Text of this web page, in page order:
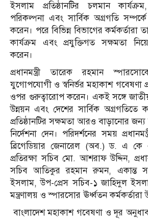
ইসলাম প্রতিষ্ঠানটির চলমান
পরিকল্পনা এবং সার্বিক অগ্রগতি সম্পর্কে
করেন। পরে বিভিন্ন বিভাগের কর্মকর্তারা
কার্যক্রম এবং প্রযুক্তিগত সক্ষমতা নিয়ে
করেন।
প্রধানমন্ত্রী তারেক রহমান
যুগোপযোগী ও স্বনির্ভর মহাকাশ গবেষণা
ওপর গুরুত্বারোপ করেন। একই সঙ্গে জাতীয়
উন্নয়ন এবং দেশের সার্বিক অগ্রগতিতে
প্রতিষ্ঠানটির সক্ষমতা আরও বাড়ানোর জন্য
নির্দেশনা দেন। পরিদর্শনের সময়
ব্রিগেডিয়ার জেনারেল (অব.) ড. এ
প্রতিরক্ষা সচিব মো. আশরাফ উদ্দিন,
সচিব আতিকুর রহমান রুমন, একান্ত
ইসলাম, উপ-প্রেস সচিব-১ জাহিদুল
মন্ত্রণালয় ও স্পারসোর ঊর্ধ্বতন কর্মকর্তারা
বাংলাদেশ মহাকাশ গবেষণা ও দূর